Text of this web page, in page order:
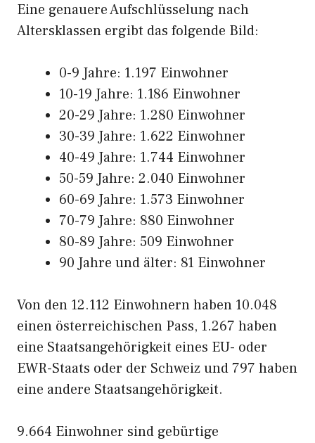
Eine genauere Aufschlüsselung nach
Altersklassen ergibt das folgende Bild:
0-9 Jahre: 1.197 Einwohner
10-19 Jahre: 1.186 Einwohner
20-29 Jahre: 1.280 Einwohner
30-39 Jahre: 1.622 Einwohner
40-49 Jahre: 1.744 Einwohner
50-59 Jahre: 2.040 Einwohner
60-69 Jahre: 1.573 Einwohner
70-79 Jahre: 880 Einwohner
80-89 Jahre: 509 Einwohner
90 Jahre und älter: 81 Einwohner
Von den 12.112 Einwohnern haben 10.048
einen österreichischen Pass, 1.267 haben
eine Staatsangehörigkeit eines EU- oder
EWR-Staats oder der Schweiz und 797 haben
eine andere Staatsangehörigkeit.
9.664 Einwohner sind gebürtige